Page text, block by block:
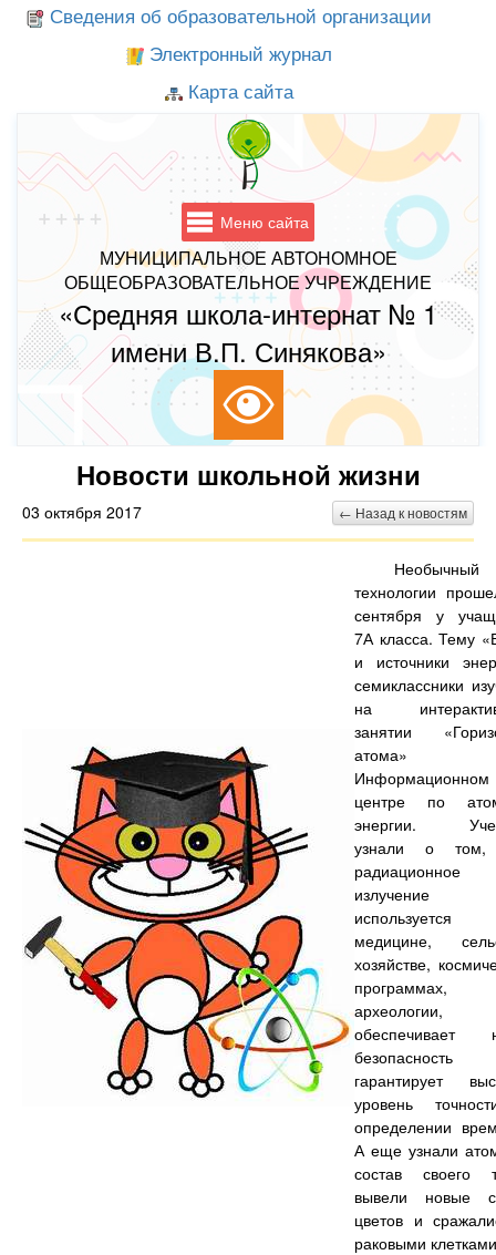
Сведения об образовательной организации
Электронный журнал
Карта сайта
Меню сайта
МУНИЦИПАЛЬНОЕ АВТОНОМНОЕ
ОБЩЕОБРАЗОВАТЕЛЬНОЕ УЧРЕЖДЕНИЕ
«Средняя школа-интернат № 1
имени В.П. Синякова»
Новости школьной жизни
03 октября 2017 ← Назад к новостям
Необычный
технологии
сентября у
7А класса. Тему
и источники
семиклассники
на
занятии
атома»
Информационном
центре по
энергии.
узнали о том,
радиационное
излучение
медицине,
хозяйстве,
программах,
археологии,
обеспечивает
гарантирует
уровень
определении
А еще узнали
состав своего
вывели новые
цветов и
раковыми